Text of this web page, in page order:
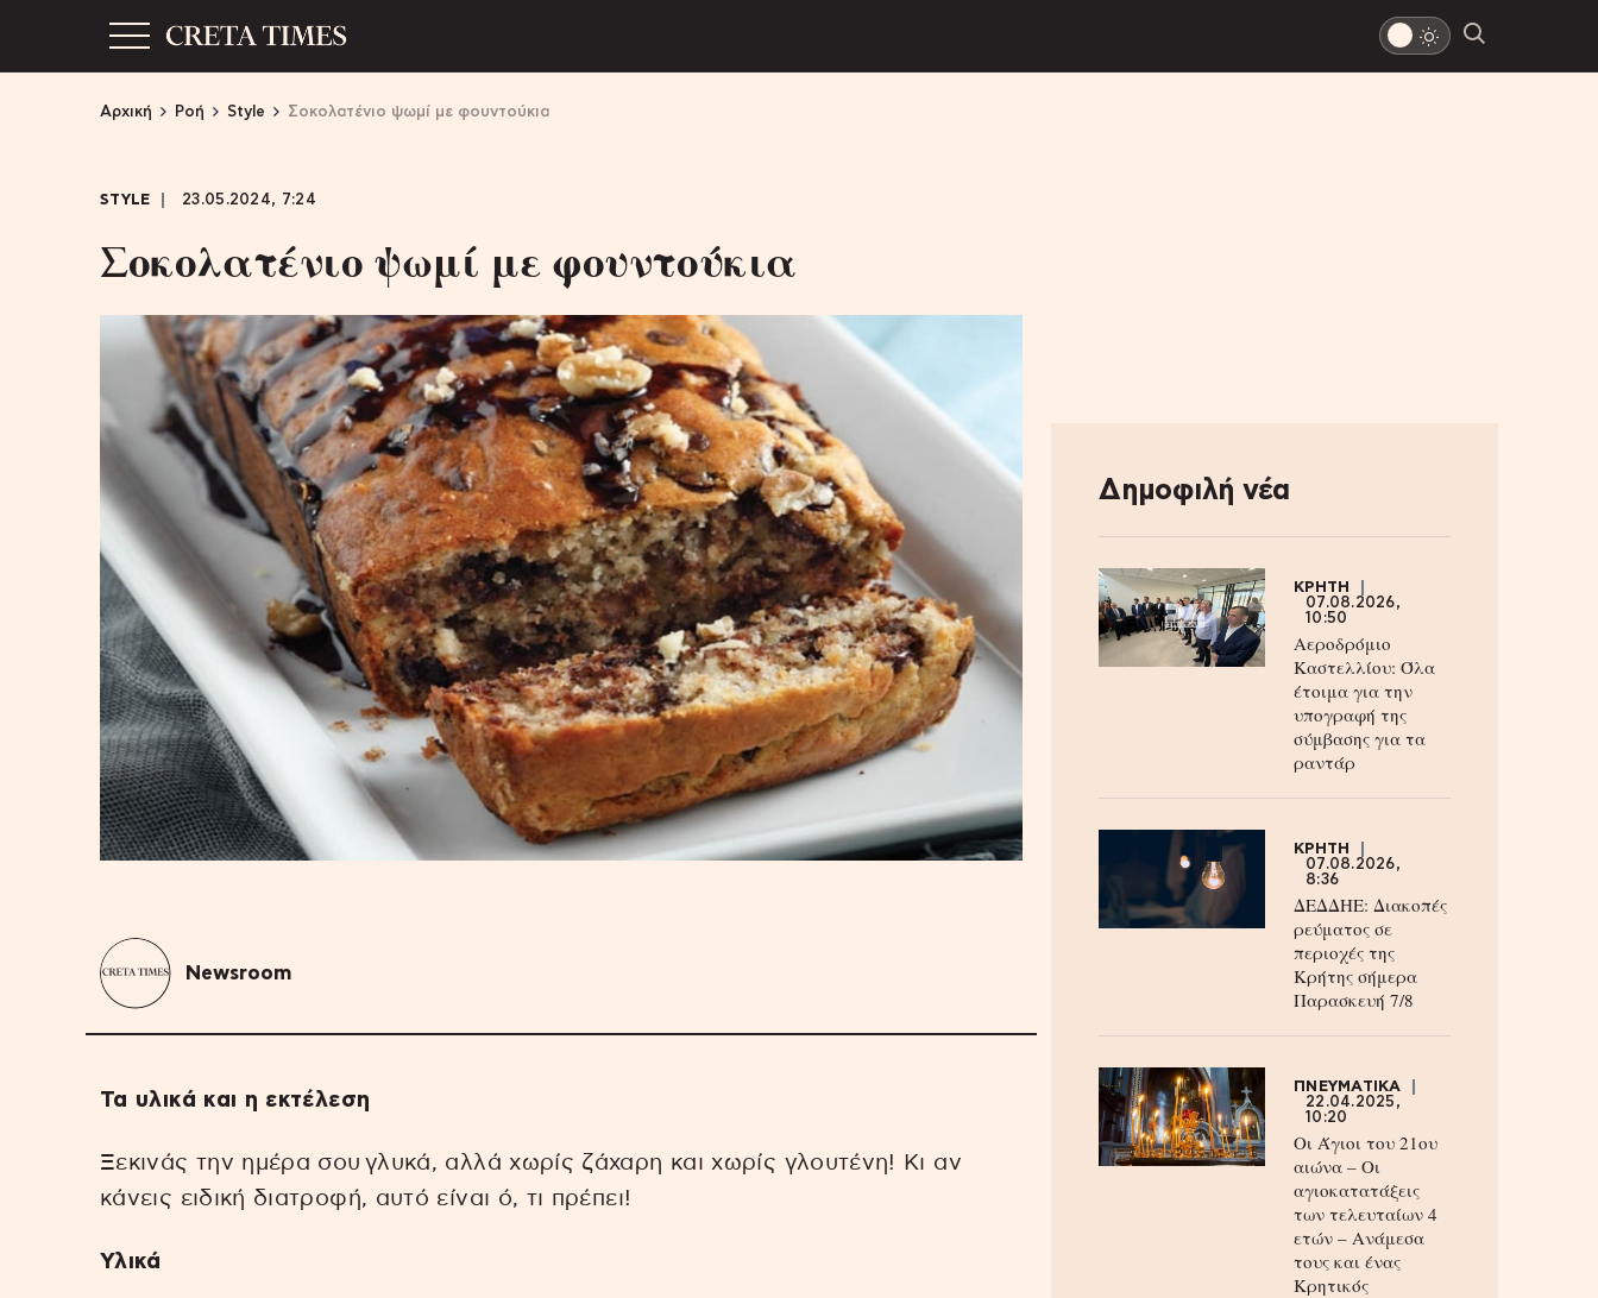
Αρχική Ροή Style Σοκολατένιο ψωμί με φουντούκια
STYLE 23.05.2024, 7:24
Σοκολατένιο ψωμί με φουντούκια
Newsroom
Τα υλικά και η εκτέλεση
Ξεκινάς την ημέρα σου γλυκά, αλλά χωρίς ζάχαρη και χωρίς γλουτένη! Κι αν
κάνεις ειδική διατροφή, αυτό είναι ό, τι πρέπει!
Υλικά
Δημοφιλή νέα
ΚΡΗΤΗ
07.08.2026,
10:50
Αεροδρόμιο
Καστελλίου: Όλα
έτοιμα για την
υπογραφή της
σύμβασης για τα
ραντάρ
ΚΡΗΤΗ
07.08.2026,
8:36
ΔΕΔΔΗΕ: Διακοπές
ρεύματος σε
περιοχές της
Κρήτης σήμερα
Παρασκευή 7/8
ΠΝΕΥΜΑΤΙΚΑ
22.04.2025,
10:20
Οι Άγιοι του 21ου
αιώνα – Οι
αγιοκατατάξεις
των τελευταίων 4
ετών – Ανάμεσα
τους και ένας
Κρητικός